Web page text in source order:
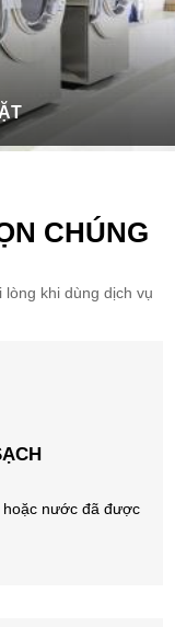
CHÚNG
khi dùng dịch vụ
nước đã được